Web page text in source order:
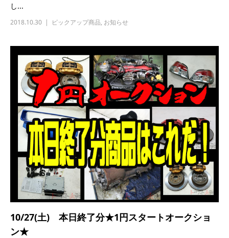
し...
2018.10.30 ピックアップ商品, お知らせ
10/27(土) 本日終了分★1円スタートオークショ
ン★